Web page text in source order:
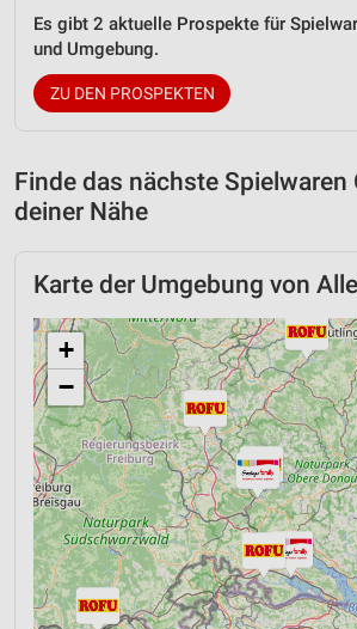
Es gibt 2 aktuelle Prospekte für
und Umgebung.
ZU DEN PROSPEKTEN
Finde das nächste Spielwaren
deiner Nähe
Karte der Umgebung von
+
−